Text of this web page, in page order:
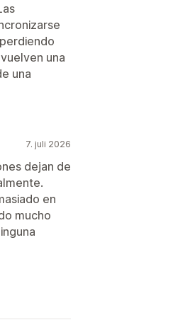
una
una
7. juli 2026
dejan de
en
mucho